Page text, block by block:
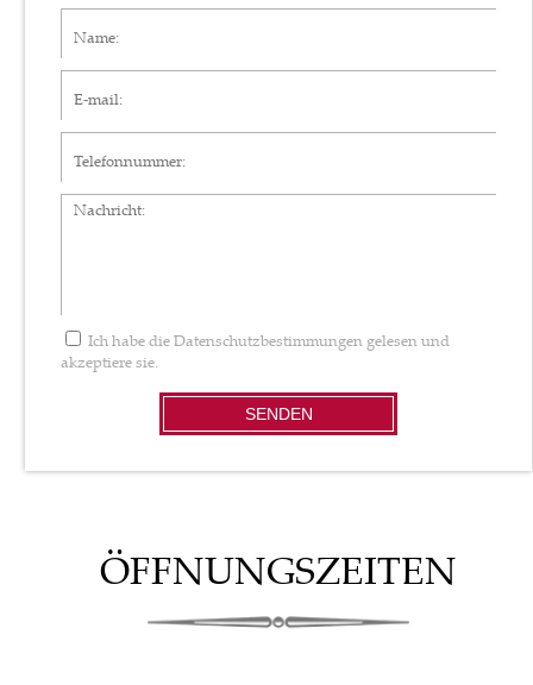
Nachricht
Ich habe die Datenschutzbestimmungen gelesen und
akzeptiere sie.
SENDEN
ÖFFNUNGSZEITEN